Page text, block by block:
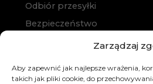
Zarządzaj
Aby zapewnić jak najlepsze wrażenia,
takich jak pliki cookie, do
Odbiór przesyłki
Bezpieczeństwo
Polityka prywatności
Zakup na raty